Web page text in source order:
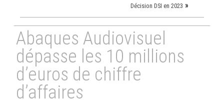
Décision DSI en 2023 »
Abaques Audiovisuel
dépasse les 10 millions
d’euros de chiffre
d’affaires